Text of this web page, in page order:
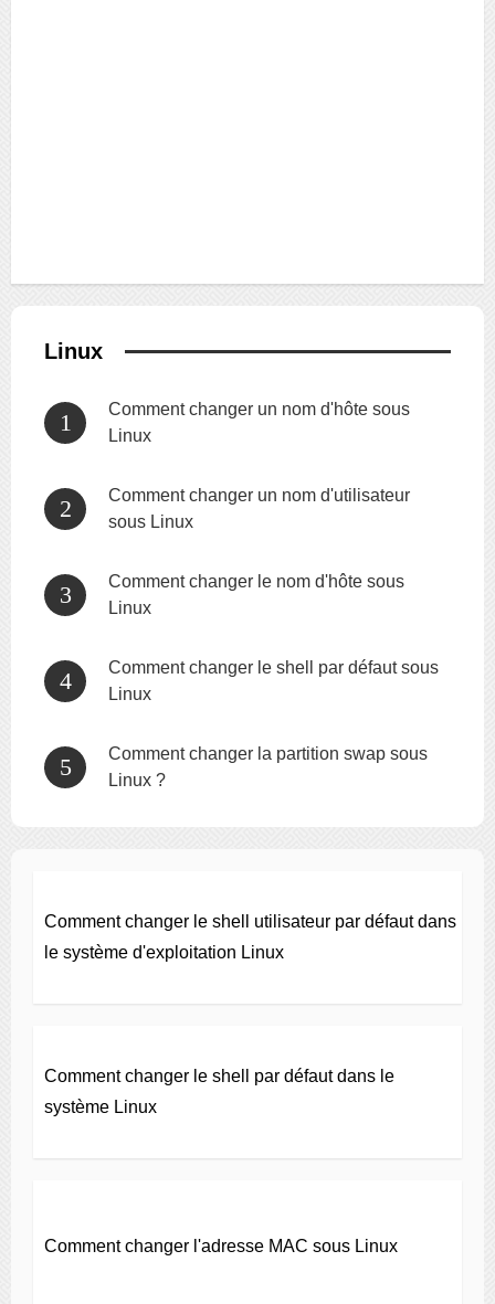
Linux
Comment changer un nom d'hôte sous
Linux
Comment changer un nom d'utilisateur
sous Linux
Comment changer le nom d'hôte sous
Linux
Comment changer le shell par défaut sous
Linux
Comment changer la partition swap sous
Linux ?
Comment changer le shell utilisateur par défaut dans
le système d'exploitation Linux
Comment changer le shell par défaut dans le
système Linux
Comment changer l'adresse MAC sous Linux